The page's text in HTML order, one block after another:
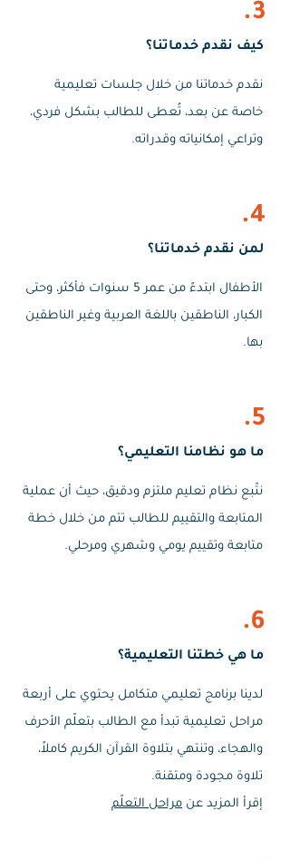
3.
كيف نقدم خدماتنا؟
نقدم خدماتنا من خلال جلسات تعليمية
خاصة عن بعد، تُعطى للطالب بشكل فردي،
وتراعي إمكانياته وقدراته.
4.
لمن نقدم خدماتنا؟
الأطفال ابتدءً من عمر 5 سنوات فأكثر، وحتى
الكبار، الناطقين باللغة العربية وغير الناطقين
بها.
5.
ما هو نظامنا التعليمي؟
نتّبع نظام تعليم ملتزم ودقيق، حيث أن عملية
المتابعة والتقييم للطالب تتم من خلال خطة
متابعة وتقييم يومي وشهري ومرحلي.
6.
ما هي خطتنا التعليمية؟
لدينا برنامج تعليمي متكامل يحتوي على أربعة
مراحل تعليمية تبدأ مع الطالب بتعلّم الأحرف
والهجاء، وتنتهي بتلاوة القرآن الكريم كاملاً،
تلاوة مجودة ومتقنة.
إقرأ المزيد عن مراحل التعلّم